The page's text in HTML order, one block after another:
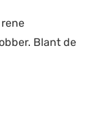
Blant de